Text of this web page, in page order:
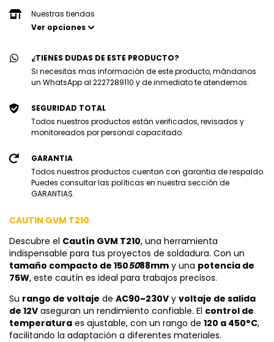
Nuestras tiendas
Ver opciones
¿TIENES DUDAS DE ESTE PRODUCTO?
Si necesitas mas información de este producto, mándanos
un WhatsApp al 2227289110 y de inmediato te atendemos.
SEGURIDAD TOTAL
Todos nuestros productos están verificados, revisados y
monitoreados por personal capacitado.
GARANTIA
Todos nuestros productos cuentan con garantia de respaldo.
Puedes consultar las políticas en nuestra sección de
GARANTIAS.
CAUTIN GVM T210
Descubre el Cautín GVM T210, una herramienta
indispensable para tus proyectos de soldadura. Con un
tamaño compacto de 1505088mm y una potencia de
75W, este cautín es ideal para trabajos precisos.
Su rango de voltaje de AC90~230V y voltaje de salida
de 12V aseguran un rendimiento confiable. El control de
temperatura es ajustable, con un rango de 120 a 450°C,
facilitando la adaptación a diferentes materiales.